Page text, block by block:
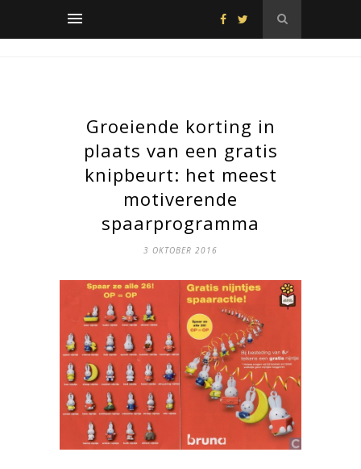
Groeiende korting in
plaats van een gratis
knipbeurt: het meest
motiverende
spaarprogramma
3 OKTOBER 2016